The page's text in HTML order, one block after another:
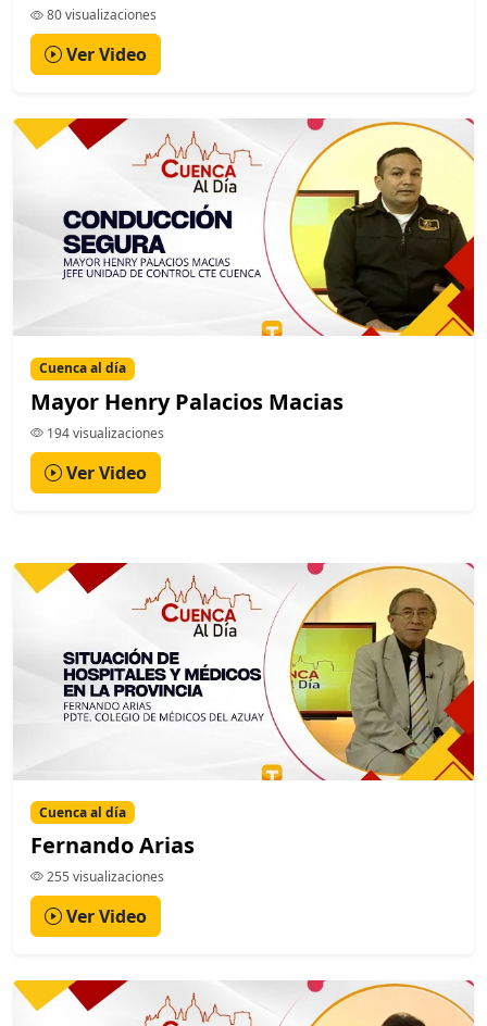
80 visualizaciones
Ver Video
Cuenca al día
Mayor Henry Palacios Macias
194 visualizaciones
Ver Video
Cuenca al día
Fernando Arias
255 visualizaciones
Ver Video